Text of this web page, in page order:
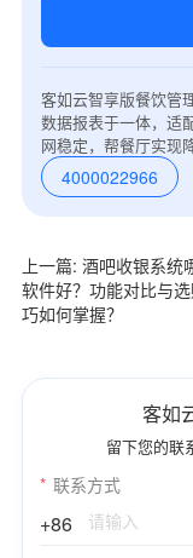
客如云智享版餐饮管
数据报表于一体，适
网稳定，帮餐厅实现
4000022966
上一篇: 酒吧收银系统
软件好？功能对比与
巧如何掌握？
客如
留下您的联
* 联系方式
+86